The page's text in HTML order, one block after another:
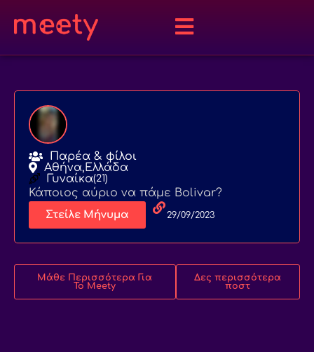
Παρέα & φίλοι
Αθήνα,Ελλάδα
Γυναίκα(21)
Κάποιος αύριο να πάμε Bolivar?
Στείλε Μήνυμα 29/09/2023
Μάθε Περισσότερα Για
Το Meety
Δες περισσότερα
ποστ